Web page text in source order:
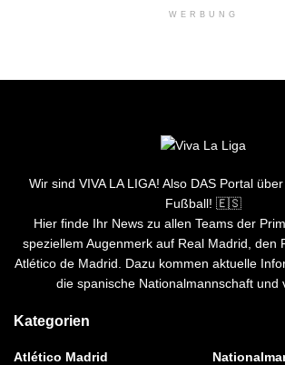
WERBUNG
Wir sind VIVA LA LIGA! Also DAS Portal
Fußball! 🇪🇸
Hier finde Ihr News zu allen Teams der
speziellem Augenmerk auf Real Madrid, den
Atlético de Madrid. Dazu kommen aktuelle
die spanische Nationalmannschaft und
Kategorien
Atlético Madrid